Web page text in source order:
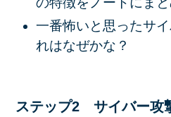
一番怖いと思ったサ
れはなぜかな？
ステップ2 サイバー攻